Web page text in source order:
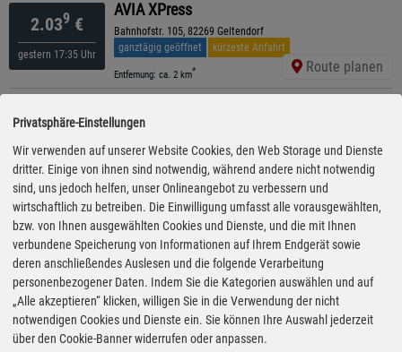
2.039 €
gestern 17:35 Uhr
AVIA XPress
Bahnhofstr. 105, 82269 Geltendorf
ganztägig geöffnet
kürzeste Anfahrt
Entfernung: ca. 2 km* Route planen
2.039 €
gestern 19:30 Uhr
Bruckerstr. 32 A, 82266 Inning Am Ammersee
ganztägig geöffnet
Entfernung: ca. 8 km* Route planen
2.049€
06.08.26 08:55
Uhr
Tankstelle Schauer Stefanie
Bahnhofstr. 15, 82299 Türkenfeld
ganztägig geöffnet
Entfernung: ca. 3.3 km* Route planen
2.079€
gestern 19:10 Uhr
ARAL
Bruckerstraße 34 a, 82266 Inning
ganztägig geöffnet
Privatsphäre-Einstellungen
Wir verwenden auf unserer Website Cookies, den Web Storage und Dienste
dritter. Einige von ihnen sind notwendig, während andere nicht notwendig
sind, uns jedoch helfen, unser Onlineangebot zu verbessern und
wirtschaftlich zu betreiben. Die Einwilligung umfasst alle vorausgewählten,
bzw. von Ihnen ausgewählten Cookies und Dienste, und die mit Ihnen
verbundene Speicherung von Informationen auf Ihrem Endgerät sowie
deren anschließendes Auslesen und die folgende Verarbeitung
personenbezogener Daten. Indem Sie die Kategorien auswählen und auf
„Alle akzeptieren“ klicken, willigen Sie in die Verwendung der nicht
notwendigen Cookies und Dienste ein. Sie können Ihre Auswahl jederzeit
über den Cookie-Banner widerrufen oder anpassen.